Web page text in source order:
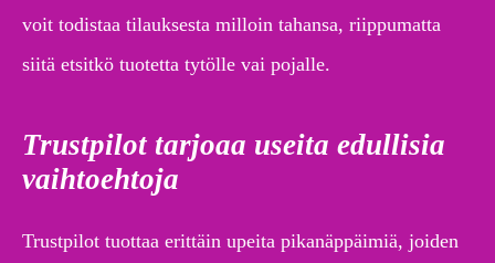
voit todistaa tilauksesta milloin tahansa, riippumatta
siitä etsitkö tuotetta tytölle vai pojalle.
Trustpilot tarjoaa useita edullisia
vaihtoehtoja
Trustpilot tuottaa erittäin upeita pikanäppäimiä, joiden